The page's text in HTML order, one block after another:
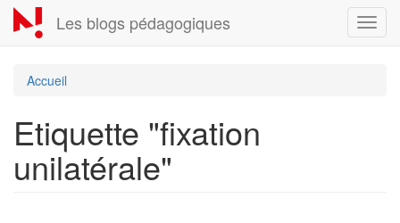
Aller
au
contenu
Les blogs pédagogiques
Accueil
Etiquette "fixation
unilatérale"